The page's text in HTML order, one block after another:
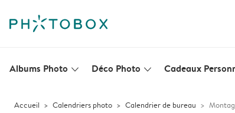
Albums Photo slim_arrow_down Déco Photo slim_arrow_down Cadeaux
Accueil Calendriers photo Calendrier de bureau